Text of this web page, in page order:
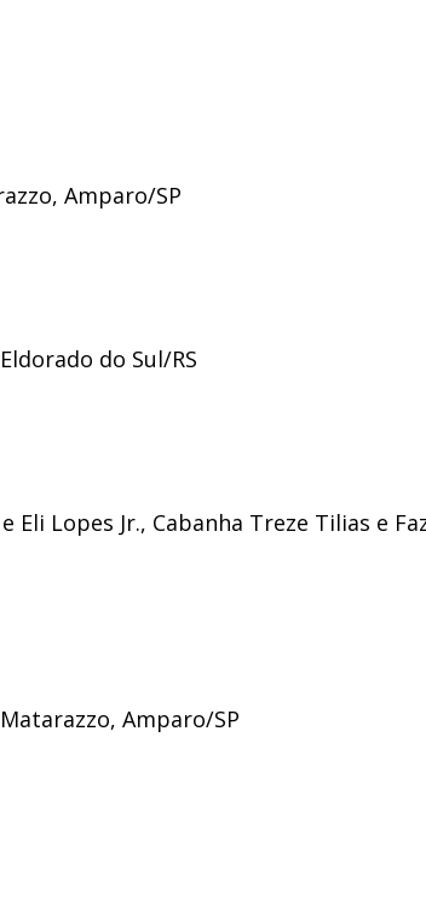
Amparo/SP
do Sul/RS
Lopes Jr., Cabanha Treze Tilias e
Amparo/SP